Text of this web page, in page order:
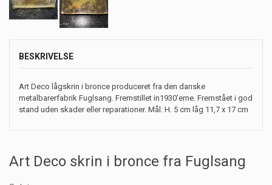
BESKRIVELSE
Art Deco lågskrin i bronce produceret fra den danske
metalbarerfabrik Fuglsang. Fremstillet in1930’erne. Fremstået i god
stand uden skader eller reparationer. Mål: H. 5 cm låg 11,7 x 17 cm
Art Deco skrin i bronce fra Fuglsang